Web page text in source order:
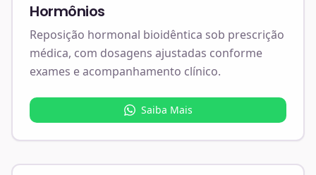
Hormônios
Reposição hormonal bioidêntica sob prescrição
médica, com dosagens ajustadas conforme
exames e acompanhamento clínico.
Saiba Mais